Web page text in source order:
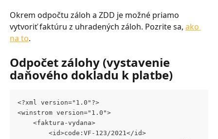
Okrem odpočtu záloh a ZDD je možné priamo
vytvoriť faktúru z uhradených záloh. Pozrite sa, ako
na to.
Odpočet zálohy (vystavenie
daňového dokladu k platbe)
<?xml version="1.0"?>
<winstrom version="1.0">
	<faktura-vydana>
		<id>code:VF-123/2021</id>